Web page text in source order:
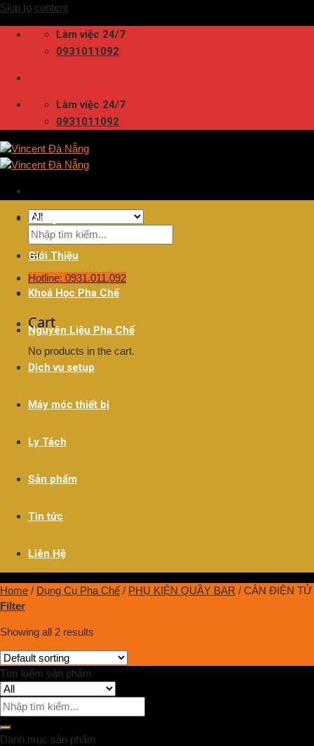
Skip to content
Làm việc 24/7
0931011092
Làm việc 24/7
0931011092
Hotline: 0931.011.092
Cart
No products in the cart.
Trang Chủ
Giới Thiệu
Khoá Học Pha Chế
Nguyên Liệu Pha Chế
Dịch vụ setup
Máy móc thiết bị
Ly Tách
Sản phẩm
Tin tức
Liên Hệ
Home / Dụng Cụ Pha Chế / PHỤ KIỆN QUẦY BAR / CÂN ĐIỆN TỬ
Filter
Showing all 2 results
Tìm kiếm sản phẩm
Danh mục sản phẩm